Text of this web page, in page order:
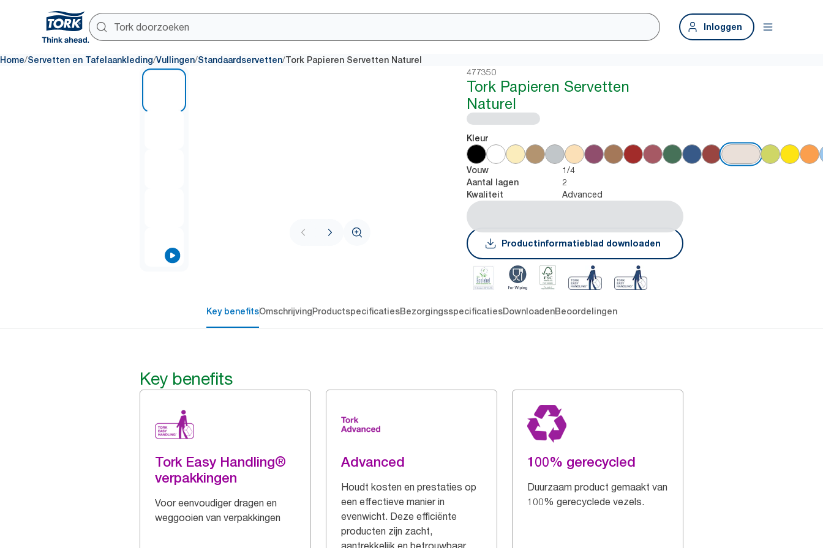
Inloggen
Home/Servetten en Tafelaankleding/Vullingen/Standaardservetten/Tork Papieren Servetten Naturel
477350
Tork Papieren Servetten
Naturel
Kleur
Vouw 1/4
Aantal lagen 2
Kwaliteit Advanced
Productinformatieblad downloaden
Key benefitsOmschrijvingProductspecificatiesBezorgingsspecificatiesDownloadenBeoordelingen
Key benefits
Tork Easy Handling®
verpakkingen
Voor eenvoudiger dragen en
weggooien van verpakkingen
Advanced
Houdt kosten en prestaties op
een effectieve manier in
evenwicht. Deze efficiënte
producten zijn zacht,
aantrekkelijk en betrouwbaar.
100% gerecycled
Duurzaam product gemaakt van
100% gerecyclede vezels.